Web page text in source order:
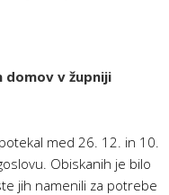
domov v župniji
med 26. 12. in 10.
Obiskanih je bilo
jih namenili za potrebe